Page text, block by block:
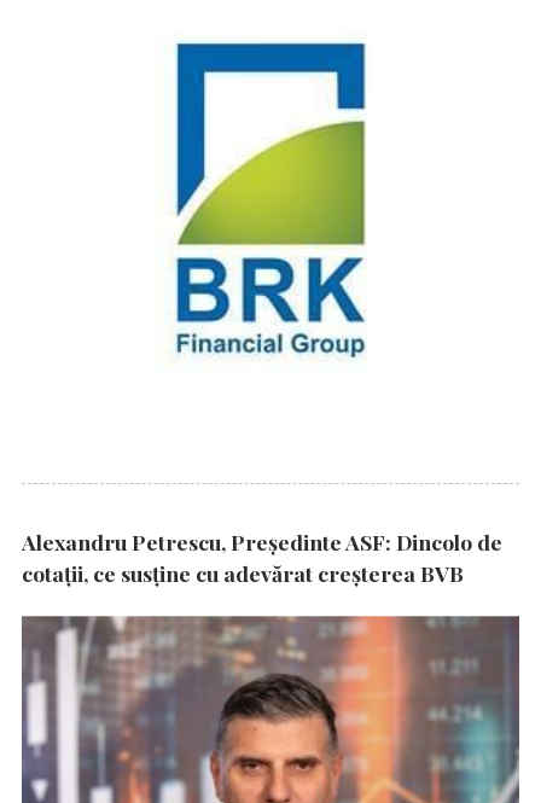
Alexandru Petrescu, Președinte ASF: Dincolo de
cotații, ce susține cu adevărat creșterea BVB